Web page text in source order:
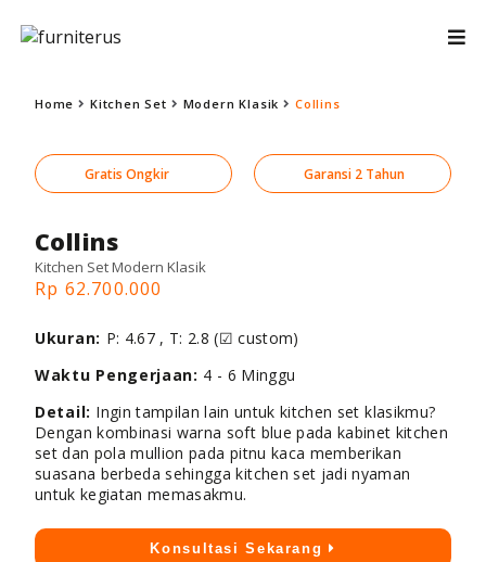
Home Kitchen Set Modern Klasik Collins
Gratis Ongkir Garansi 2 Tahun
Collins
Kitchen Set Modern Klasik
Rp 62.700.000
Ukuran: P: 4.67 , T: 2.8 (☑ custom)
Waktu Pengerjaan: 4 - 6 Minggu
Detail: Ingin tampilan lain untuk kitchen set klasikmu?
Dengan kombinasi warna soft blue pada kabinet kitchen
set dan pola mullion pada pitnu kaca memberikan
suasana berbeda sehingga kitchen set jadi nyaman
untuk kegiatan memasakmu.
Konsultasi Sekarang